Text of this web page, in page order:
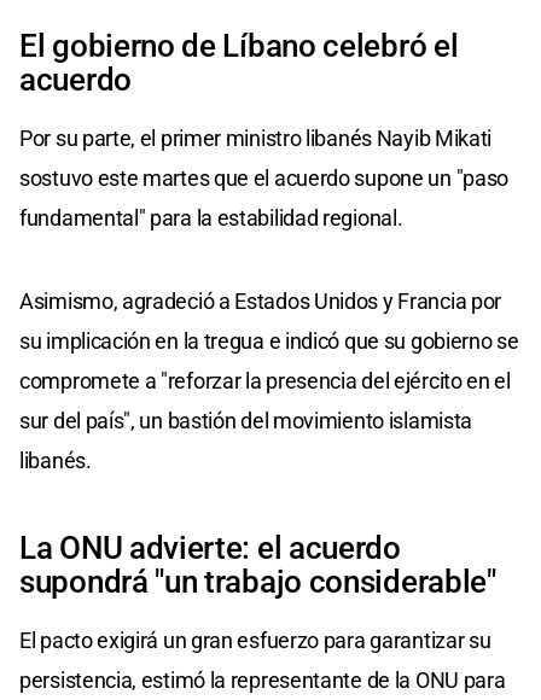
El gobierno de Líbano celebró el
acuerdo
Por su parte, el primer ministro libanés Nayib Mikati
sostuvo este martes que el acuerdo supone un "paso
fundamental" para la estabilidad regional.
Asimismo, agradeció a Estados Unidos y Francia por
su implicación en la tregua e indicó que su gobierno se
compromete a "reforzar la presencia del ejército en el
sur del país", un bastión del movimiento islamista
libanés.
La ONU advierte: el acuerdo
supondrá "un trabajo considerable"
El pacto exigirá un gran esfuerzo para garantizar su
persistencia, estimó la representante de la ONU para